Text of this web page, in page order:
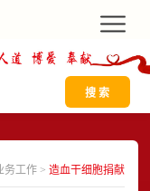
搜 索
务工作> 造血干细胞捐献